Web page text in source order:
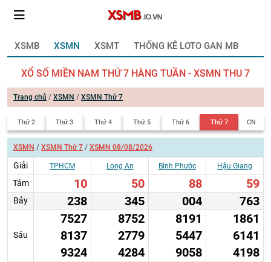
XSMB XSMN XSMT THỐNG KÊ LOTO GAN MB
XỔ SỐ MIỀN NAM THỨ 7 HÀNG TUẦN - XSMN THU 7
Trang chủ / XSMN / XSMN Thứ 7
Thứ 2 Thứ 3 Thứ 4 Thứ 5 Thứ 6 Thứ 7 CN
XSMN / XSMN Thứ 7 / XSMN 08/08/2026
Giải TPHCM Long An Bình Phước Hậu Giang
Tám 10 50 88 59
Bảy 238 345 004 763
Sáu
7527
8137
9324
8752
2779
4284
8191
5447
9058
1861
6141
4198